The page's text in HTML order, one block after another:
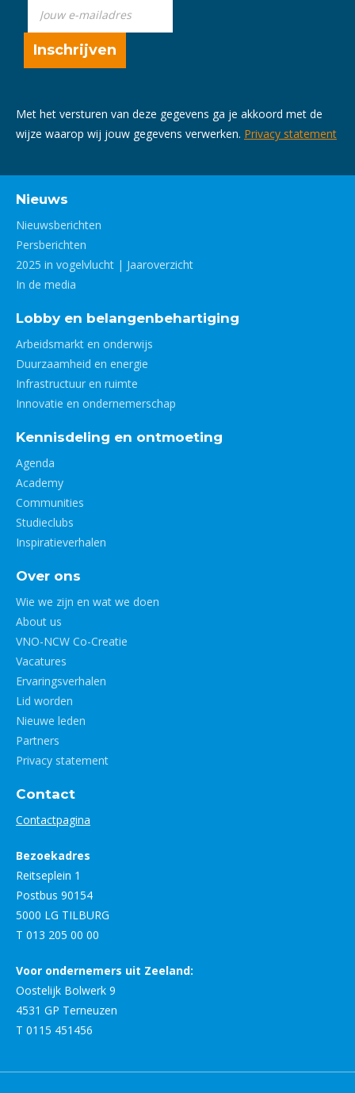
Met het versturen van deze gegevens ga je akkoord met de
wijze waarop wij jouw gegevens verwerken. Privacy statement
Nieuws
Nieuwsberichten
Persberichten
2025 in vogelvlucht | Jaaroverzicht
In de media
Lobby en belangenbehartiging
Arbeidsmarkt en onderwijs
Duurzaamheid en energie
Infrastructuur en ruimte
Innovatie en ondernemerschap
Kennisdeling en ontmoeting
Agenda
Academy
Communities
Studieclubs
Inspiratieverhalen
Over ons
Wie we zijn en wat we doen
About us
VNO-NCW Co-Creatie
Vacatures
Ervaringsverhalen
Lid worden
Nieuwe leden
Partners
Privacy statement
Contact
Contactpagina
Bezoekadres
Reitseplein 1
Postbus 90154
5000 LG TILBURG
T 013 205 00 00
Voor ondernemers uit Zeeland:
Oostelijk Bolwerk 9
4531 GP Terneuzen
T 0115 451456